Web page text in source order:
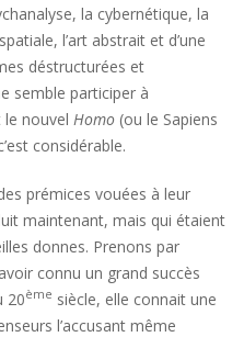
la cybernétique, la
l’art abstrait et d’une
déstructurées et
semble participer à
le nouvel Homo (ou le Sapiens
considérable.
prémices vouées à leur
maintenant, mais qui étaient
donnes. Prenons par
connu un grand succès
20ème siècle, elle connait une
l’accusant même